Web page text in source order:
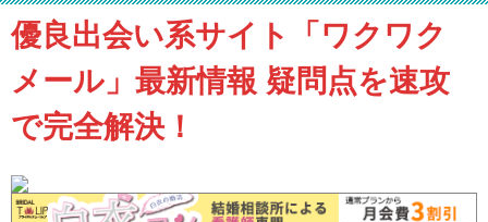
優良出会い系サイト「ワクワク
メール」最新情報 疑問点を速攻
で完全解決！